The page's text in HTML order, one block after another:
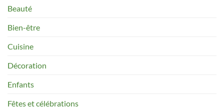
Beauté
Bien-être
Cuisine
Décoration
Enfants
Fêtes et célébrations